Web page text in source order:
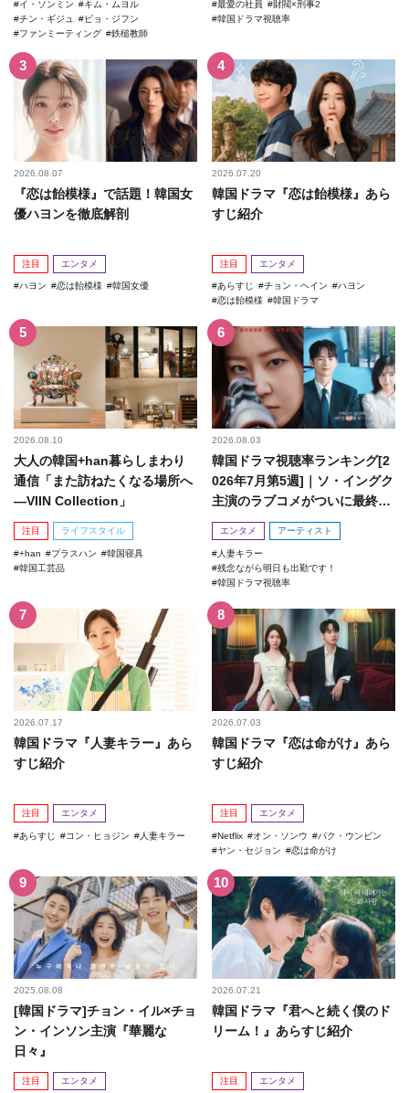
イ・ソンミン
キム・ムヨル
チン・ギジュ
ピョ・ジフン
ファンミーティング
鉄槌教師
最愛の社員
財閥×刑事2
韓国ドラマ視聴率
2026.08.07
『恋は飴模様』で話題！韓国女
優ハヨンを徹底解剖
注目 エンタメ
ハヨン 恋は飴模様 韓国女優
2026.07.20
韓国ドラマ『恋は飴模様』あら
すじ紹介
注目 エンタメ
あらすじ チョン・ヘイン
ハヨン
恋は飴模様
韓国ドラマ
2026.08.10
大人の韓国+han暮らしまわり
通信「また訪ねたくなる場所へ
―VIIN Collection」
注目 ライフスタイル
+han プラスハン
韓国寝具
韓国工芸品
2026.08.03
韓国ドラマ視聴率ランキング[2
026年7月第5週]｜ソ・イングク
主演のラブコメがついに最終
回！
エンタメ アーティスト
人妻キラー
残念ながら明日も出勤です！
韓国ドラマ視聴率
2026.07.17
韓国ドラマ『人妻キラー』あら
すじ紹介
注目 エンタメ
あらすじ コン・ヒョジン 人妻キラー
2026.07.03
韓国ドラマ『恋は命がけ』あら
すじ紹介
注目 エンタメ
Netflix オン・ソンウ
パク・ウンビン
ヤン・セジョン
恋は命がけ
2025.08.08
[韓国ドラマ]チョン・イル×チョ
ン・インソン主演『華麗な
日々』
注目 エンタメ
2026.07.21
韓国ドラマ『君へと続く僕のド
リーム！』あらすじ紹介
注目 エンタメ